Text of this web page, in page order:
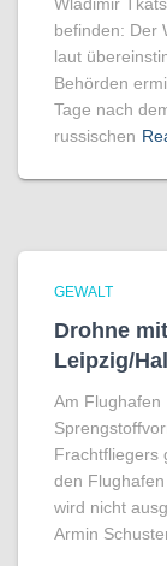
befinden: Der
laut
Behörden
Tage nach
russischen
GEWALT
Drohne
Leipzig/
Am Flughafen
Frachtfliegers
den
wird nicht
Armin